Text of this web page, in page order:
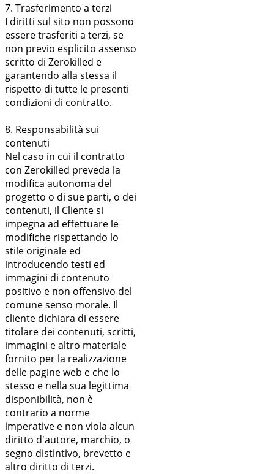
7. Trasferimento a terzi
I diritti sul sito non possono
essere trasferiti a terzi, se
non previo esplicito assenso
scritto di Zerokilled e
garantendo alla stessa il
rispetto di tutte le presenti
condizioni di contratto.
8. Responsabilità sui
contenuti
Nel caso in cui il contratto
con Zerokilled preveda la
modifica autonoma del
progetto o di sue parti, o dei
contenuti, il Cliente si
impegna ad effettuare le
modifiche rispettando lo
stile originale ed
introducendo testi ed
immagini di contenuto
positivo e non offensivo del
comune senso morale. Il
cliente dichiara di essere
titolare dei contenuti, scritti,
immagini e altro materiale
fornito per la realizzazione
delle pagine web e che lo
stesso e nella sua legittima
disponibilità, non è
contrario a norme
imperative e non viola alcun
diritto d'autore, marchio, o
segno distintivo, brevetto e
altro diritto di terzi.